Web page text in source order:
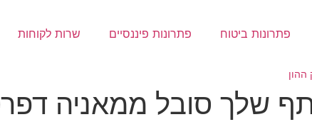
פתרונות ביטוח פתרונות פיננסיים שרות לקוחות
ההון
שלך סובל ממאניה